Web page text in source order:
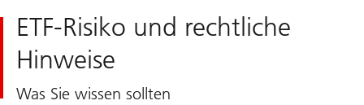
ETF-Risiko und rechtliche
Hinweise
Was Sie wissen sollten